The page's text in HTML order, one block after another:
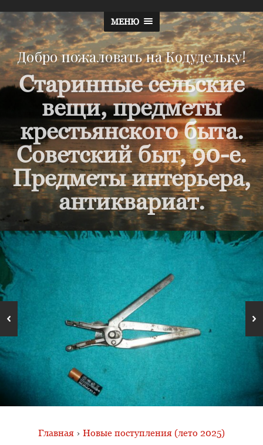
МЕНЮ
Добро пожаловать на Кодудельку!
Старинные сельские
вещи, предметы
крестьянского быта.
Советский быт, 90-е.
Предметы интерьера,
антиквариат.
Главная › Новые поступления (лето 2025)